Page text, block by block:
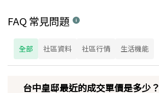
FAQ 常見問題
全部 社區資料 社區行情 生活機能
台中皇邸最近的成交單價是多少？